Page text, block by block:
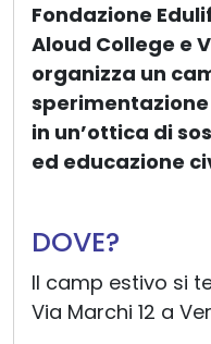
Fondazione
Aloud College e
organizza un
in un’ottica di
ed educazione
DOVE?
Il camp estivo si
Via Marchi 12 a